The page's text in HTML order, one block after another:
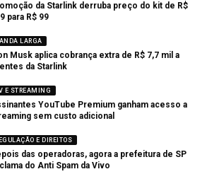
da Starlink derruba preço do kit de R$
para R$ 99
LARGA
Musk aplica cobrança extra de R$ 7,7 mil a
da Starlink
E STREAMING
YouTube Premium ganham acesso a
sem custo adicional
E DIREITOS
das operadoras, agora a prefeitura de SP
do Anti Spam da Vivo